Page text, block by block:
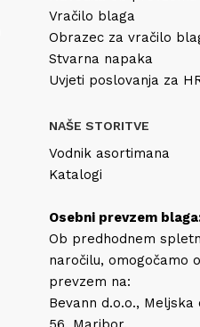
Vračilo blaga
Obrazec za vračilo
Stvarna napaka
Uvjeti poslovanja za
NAŠE STORITVE
Vodnik asortimana
Katalogi
Osebni prevzem
Ob predhodnem
naročilu, omogočamo
prevzem na:
Bevann d.o.o., Meljska